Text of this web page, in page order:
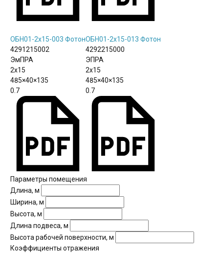
ОБН01-2х15-003 Фотон
4291215002
ЭмПРА
2х15
485×40×135
0.7
ОБН01-2х15-013 Фотон
4292215000
ЭПРА
2х15
485×40×135
0.7
Параметры помещения
Длина, м
Ширина, м
Высота, м
Длина подвеса, м
Высота рабочей поверхности, м
Коэффициенты отражения